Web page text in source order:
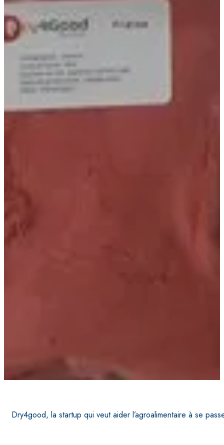
Dry4good, la startup qui veut aider l’agroalimentaire à se